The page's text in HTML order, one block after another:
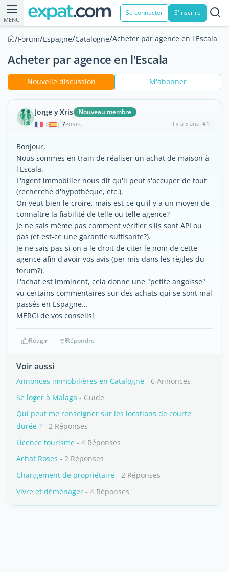
MENU
Se connecter S'inscrire
/Forum/Espagne/Catalogne/Acheter par agence en l'Escala
Acheter par agence en l'Escala
Nouvelle discussion M'abonner
Jorge y Xris Nouveau membre
| 7POSTS il y a 5 ans #1
Bonjour,
Nous sommes en train de réaliser un achat de maison à
l'Escala.
L'agent immobilier nous dit qu'il peut s'occuper de tout
(recherche d'hypothèque, etc.).
On veut bien le croire, mais est-ce qu'il y a un moyen de
connaître la fiabilité de telle ou telle agence?
Je ne sais même pas comment vérifier s'ils sont API ou
pas (et est-ce une garantie suffisante?).
Je ne sais pas si on a le droit de citer le nom de cette
agence afin d'avoir vos avis (per mis dans les règles du
forum?).
L'achat est imminent, cela donne une "petite angoisse"
vu certains commentaires sur des achats qui se sont mal
passés en Espagne...
MERCI de vos conseils!
Réagir Répondre
Voir aussi
Annonces immobilières en Catalogne - 6 Annonces
Se loger à Malaga - Guide
Qui peut me renseigner sur les locations de courte
durée ? - 2 Réponses
Licence tourisme - 4 Réponses
Achat Roses - 2 Réponses
Changement de propriétaire - 2 Réponses
Vivre et déménager - 4 Réponses